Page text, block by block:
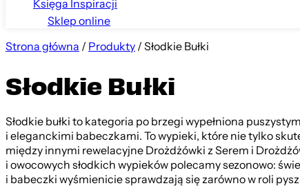
Księga Inspiracji
Sklep online
Strona główna / Produkty/Słodkie Bułki
Słodkie Bułki
Słodkie bułki to kategoria po brzegi wypełniona
i eleganckimi babeczkami. To wypieki, które nie tylko
między innymi rewelacyjne Drożdżówki z Serem i
i owocowych słodkich wypieków polecamy sezonowo:
i babeczki wyśmienicie sprawdzają się zarówno w roli